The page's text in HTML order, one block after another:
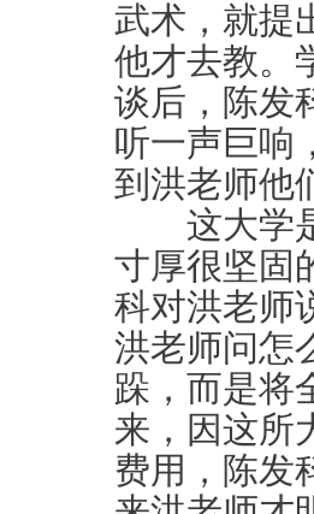
武术，就提
他才去教。
谈后，陈发
听一声巨响
到洪老师他
这大学是
寸厚很坚固
科对洪老师
洪老师问怎
跺，而是将
来，因这所
费用，陈发